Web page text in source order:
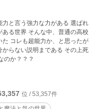
と言う強力な力がある 選ばれ
る世界 そんな中、普通の高校
コレも超能力か、と思ったが
らない説明まである その上死
のか？？？
位 / 53,357件